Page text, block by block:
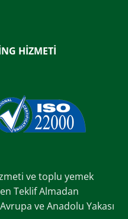
HİZMETİ
ve toplu yemek
Teklif Almadan
ve Anadolu Yakası